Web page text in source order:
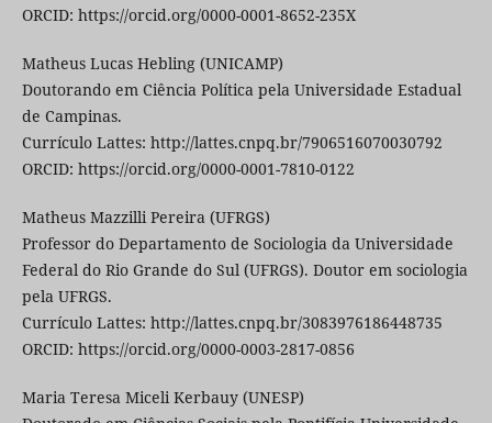
ORCID: https://orcid.org/0000-0001-8652-235X
Matheus Lucas Hebling (UNICAMP)
Doutorando em Ciência Política pela Universidade Estadual
de Campinas.
Currículo Lattes: http://lattes.cnpq.br/7906516070030792
ORCID: https://orcid.org/0000-0001-7810-0122
Matheus Mazzilli Pereira (UFRGS)
Professor do Departamento de Sociologia da Universidade
Federal do Rio Grande do Sul (UFRGS). Doutor em sociologia
pela UFRGS.
Currículo Lattes: http://lattes.cnpq.br/3083976186448735
ORCID: https://orcid.org/0000-0003-2817-0856
Maria Teresa Miceli Kerbauy (UNESP)